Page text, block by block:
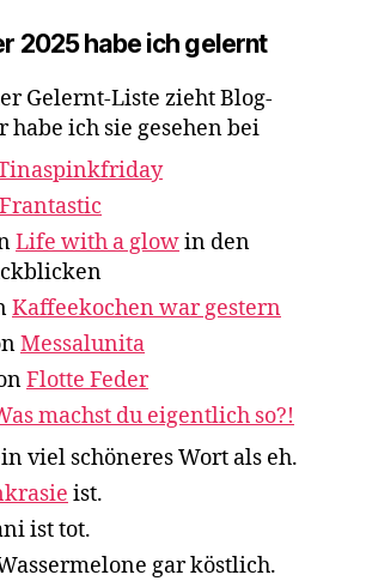
2025 habe ich gelernt
Gelernt-Liste zieht Blog-
habe ich sie gesehen bei
Frantastic
Life with a glowin den
Kaffeekochen war gestern
Messalunita
Flotte Feder
machst du eigentlich so?!
viel schöneres Wort als eh.
ist.
ist tot.
gar köstlich.